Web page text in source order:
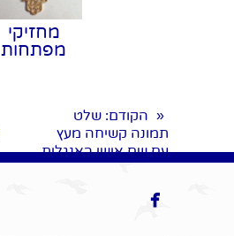
מחזיקי
מפתחות
« הקודם: שלט
תמונה קשיחה מעץ
עם שם אישי באנגלית
